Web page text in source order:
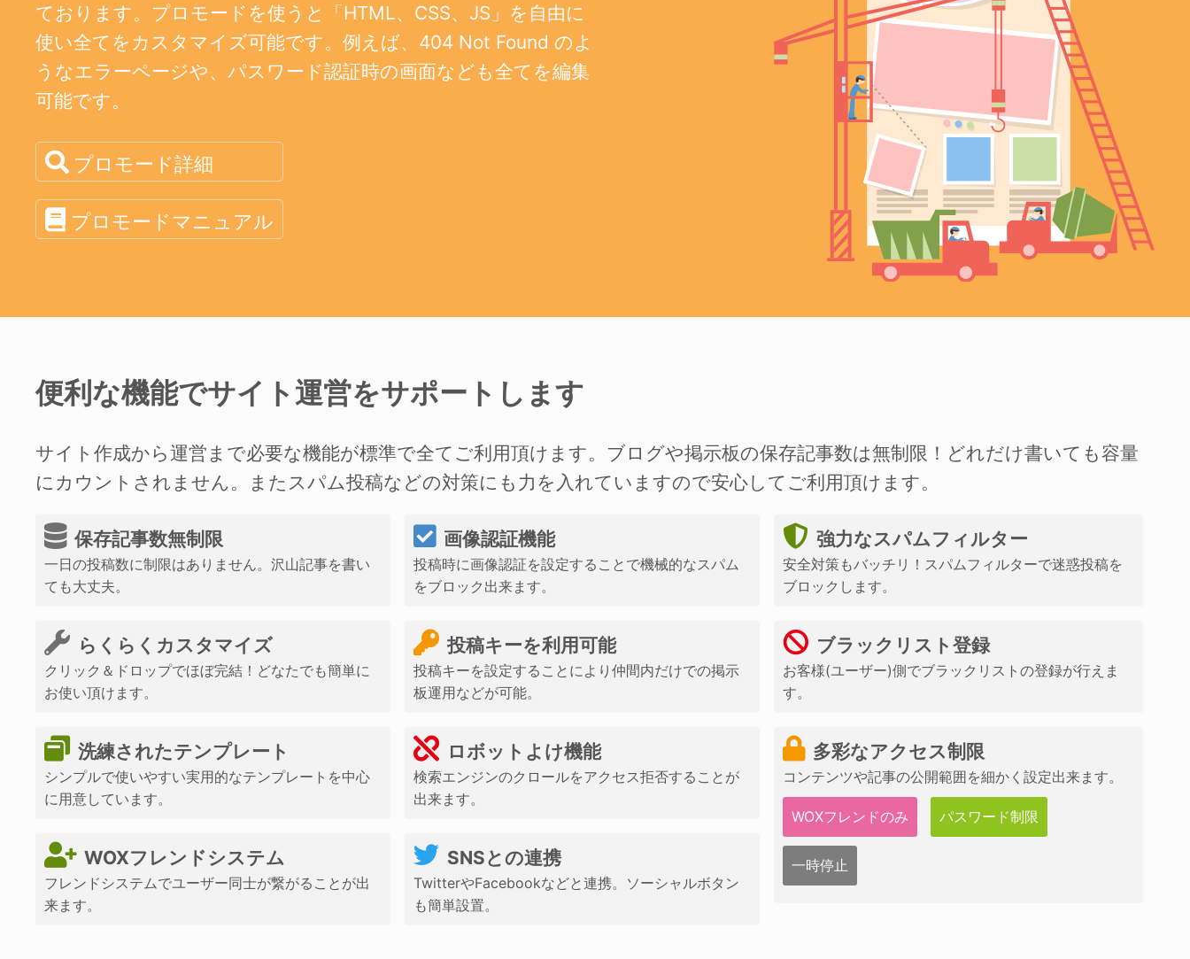
ております。プロモードを使うと「HTML、CSS、JS」を自由に
使い全てをカスタマイズ可能です。例えば、404 Not Found のよ
うなエラーページや、パスワード認証時の画面なども全てを編集
可能です。
プロモード詳細
プロモードマニュアル
便利な機能でサイト運営をサポートします
サイト作成から運営まで必要な機能が標準で全てご利用頂けます。ブログや掲示板の保存記事数は無制限！どれだけ書いても容量
にカウントされません。またスパム投稿などの対策にも力を入れていますので安心してご利用頂けます。
保存記事数無制限
一日の投稿数に制限はありません。沢山記事を書い
ても大丈夫。
らくらくカスタマイズ
クリック＆ドロップでほぼ完結！どなたでも簡単に
お使い頂けます。
洗練されたテンプレート
シンプルで使いやすい実用的なテンプレートを中心
に用意しています。
WOXフレンドシステム
フレンドシステムでユーザー同士が繋がることが出
来ます。
画像認証機能
投稿時に画像認証を設定することで機械的なスパム
をブロック出来ます。
投稿キーを利用可能
投稿キーを設定することにより仲間内だけでの掲示
板運用などが可能。
ロボットよけ機能
検索エンジンのクロールをアクセス拒否することが
出来ます。
SNSとの連携
TwitterやFacebookなどと連携。ソーシャルボタン
も簡単設置。
強力なスパムフィルター
安全対策もバッチリ！スパムフィルターで迷惑投稿を
ブロックします。
ブラックリスト登録
お客様(ユーザー)側でブラックリストの登録が行えま
す。
多彩なアクセス制限
コンテンツや記事の公開範囲を細かく設定出来ます。
WOXフレンドのみ パスワード制限
一時停止